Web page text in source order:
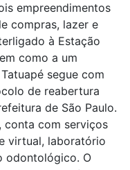
empreendimentos
compras, lazer e
à Estação
como a um
segue com
de reabertura
de São Paulo.
conta com serviços
virtual, laboratório
odontológico. O